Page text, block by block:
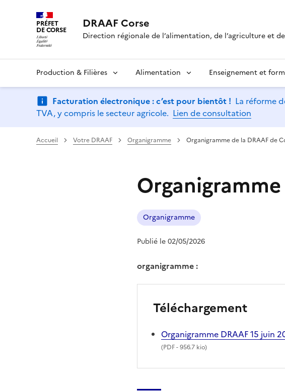
PRÉFET
DE CORSE DRAAF Corse
Direction régionale de l’alimentation, de l’agriculture et
Production & Filières Alimentation Enseignement et
Facturation électronique : c’est pour bientôt ! La réforme
TVA, y compris le secteur agricole. Lien de consultation
Accueil Votre DRAAF Organigramme Organigramme de la DRAAF de
Organigramme
Publié le 02/05/2026
organigramme :
Téléchargement
Organigramme DRAAF 15 juin
(PDF- 956.7 kio)